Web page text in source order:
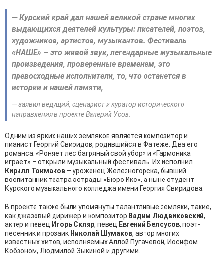
— Курский край дал нашей великой стране многих
выдающихся деятелей культуры: писателей, поэтов,
художников, артистов, музыкантов. Фестиваль
«НАШЕ» – это живой звук, легендарные музыкальные
произведения, проверенные временем, это
превосходные исполнители, то, что останется в
истории и нашей памяти,
— заявил ведущий, сценарист и куратор исторического
направления в проекте Валерий Усов.
Одним из ярких наших земляков является композитор и
пианист Георгий Свиридов, родившийся в Фатеже. Два его
романса: «Роняет лес багряный свой убор» и «Гармоника
играет» – открыли музыкальный фестиваль. Их исполнил
Кирилл Токмаков – уроженец Железногорска, бывший
воспитанник театра эстрады «Бюро Икс», а ныне студент
Курского музыкального колледжа имени Георгия Свиридова.
В проекте также были упомянуты талантливые земляки, такие,
как джазовый дирижер и композитор Вадим Людвиковский,
актер и певец Игорь Скляр, певец Евгений Белоусов, поэт-
песенник и прозаик Николай Шумаков, автор многих
известных хитов, исполняемых Аллой Пугачевой, Иосифом
Кобзоном, Людмилой Зыкиной и другими.